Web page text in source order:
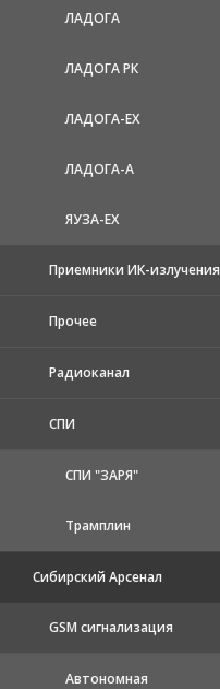
ЛАДОГА
ЛАДОГА РК
ЛАДОГА-EX
ЛАДОГА-А
ЯУЗА-ЕХ
Приемники ИК-излучения
Прочее
Радиоканал
СПИ
СПИ "ЗАРЯ"
Трамплин
Сибирский Арсенал
GSM сигнализация
Автономная